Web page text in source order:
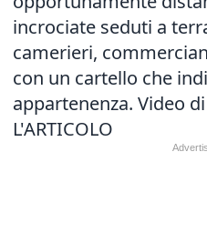
incrociate seduti a
camerieri,
con un cartello che
appartenenza. Video
L'ARTICOLO